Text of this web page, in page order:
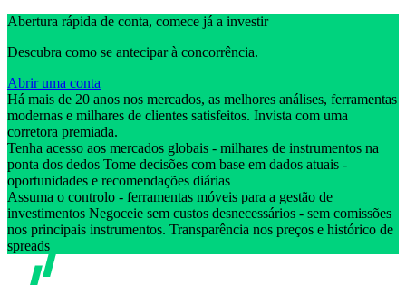
Abertura rápida de conta, comece já a investir
Descubra como se antecipar à concorrência.
Abrir uma conta
Há mais de 20 anos nos mercados, as melhores análises, ferramentas
modernas e milhares de clientes satisfeitos. Invista com uma
corretora premiada.
Tenha acesso aos mercados globais - milhares de instrumentos na
ponta dos dedos Tome decisões com base em dados atuais -
oportunidades e recomendações diárias
Assuma o controlo - ferramentas móveis para a gestão de
investimentos Negoceie sem custos desnecessários - sem comissões
nos principais instrumentos. Transparência nos preços e histórico de
spreads